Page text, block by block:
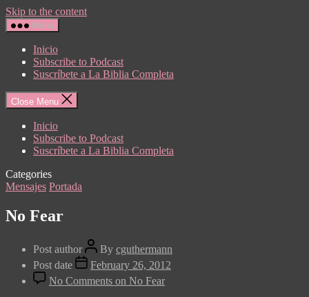
Skip to the content
Menu
Inicio
Subscribe to Podcast
Suscríbete a La Biblia Completa
Close Menu
Inicio
Subscribe to Podcast
Suscríbete a La Biblia Completa
Categories
Mensajes Portada
No Fear
Post author By cguthermann
Post date
February 26, 2012
No Comments on No Fear